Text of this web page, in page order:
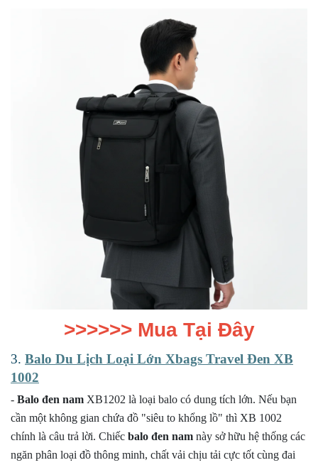
>>>>>> Mua Tại Đây
3. Balo Du Lịch Loại Lớn Xbags Travel Đen XB
1002
- Balo đen nam XB1202 là loại balo có dung tích lớn. Nếu bạn
cần một không gian chứa đồ "siêu to khổng lồ" thì XB 1002
chính là câu trả lời. Chiếc balo đen nam này sở hữu hệ thống các
ngăn phân loại đồ thông minh, chất vải chịu tải cực tốt cùng đai